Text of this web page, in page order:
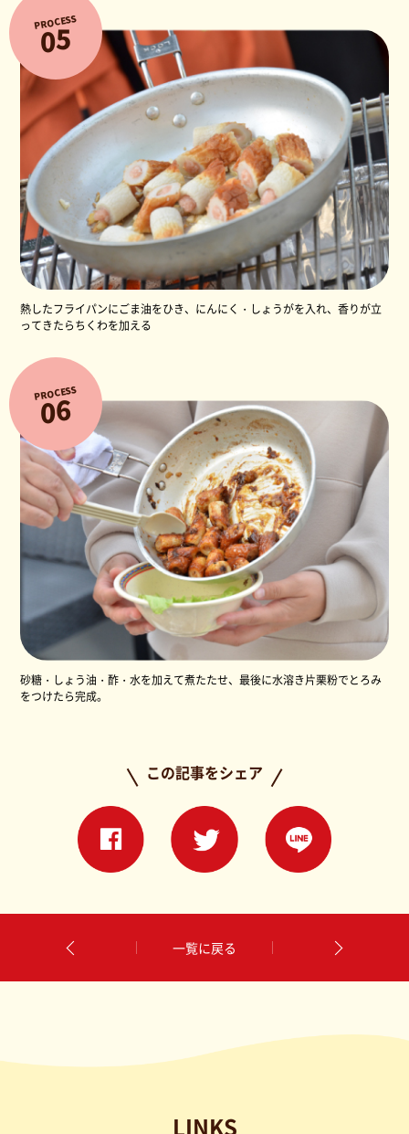
PROCESS
05
熱したフライパンにごま油をひき、にんにく・しょうがを入れ、香りが立
ってきたらちくわを加える
PROCESS
06
砂糖・しょう油・酢・水を加えて煮たたせ、最後に水溶き片栗粉でとろみ
をつけたら完成。
この記事をシェア
一覧に戻る
LINKS